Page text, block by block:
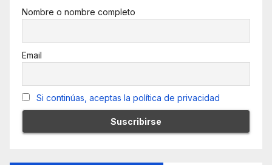
Nombre o nombre completo
Email
Si continúas, aceptas la política de privacidad